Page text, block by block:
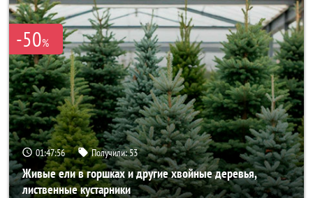
-50%
01:47:54 Получили:53
Живые ели в горшках и другие хвойные деревья,
лиственные кустарники